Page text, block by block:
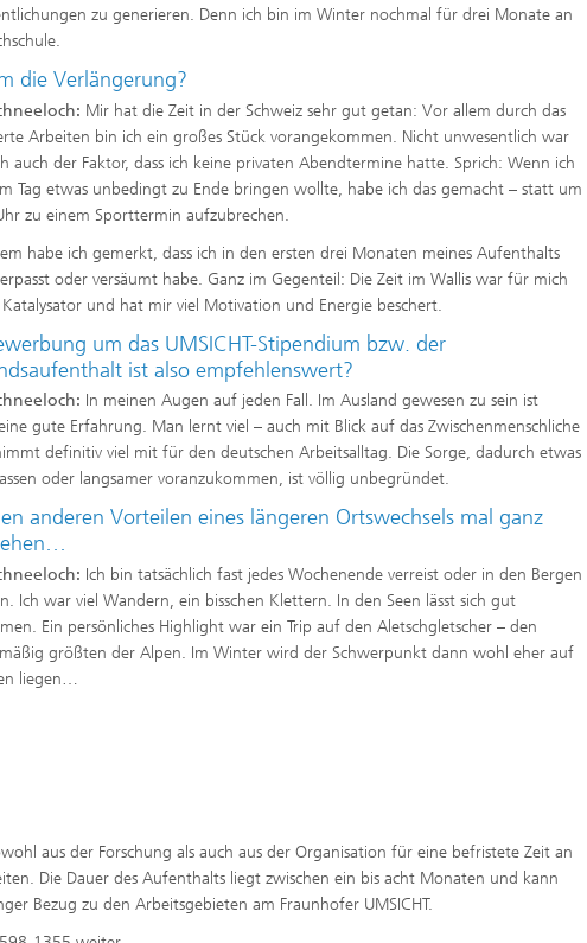
zu generieren. Denn ich bin im Winter nochmal für drei Monate an
die Verlängerung?
Mir hat die Zeit in der Schweiz sehr gut getan: Vor allem durch das
Arbeiten bin ich ein großes Stück vorangekommen. Nicht unwesentlich war
auch der Faktor, dass ich keine privaten Abendtermine hatte. Sprich: Wenn ich
Tag etwas unbedingt zu Ende bringen wollte, habe ich das gemacht – statt um
zu einem Sporttermin aufzubrechen.
habe ich gemerkt, dass ich in den ersten drei Monaten meines Aufenthalts
oder versäumt habe. Ganz im Gegenteil: Die Zeit im Wallis war für mich
und hat mir viel Motivation und Energie beschert.
um das UMSICHT-Stipendium bzw. der
ist also empfehlenswert?
In meinen Augen auf jeden Fall. Im Ausland gewesen zu sein ist
gute Erfahrung. Man lernt viel – auch mit Blick auf das Zwischenmenschliche
definitiv viel mit für den deutschen Arbeitsalltag. Die Sorge, dadurch etwas
oder langsamer voranzukommen, ist völlig unbegründet.
anderen Vorteilen eines längeren Ortswechsels mal ganz
Ich bin tatsächlich fast jedes Wochenende verreist oder in den Bergen
Ich war viel Wandern, ein bisschen Klettern. In den Seen lässt sich gut
Ein persönliches Highlight war ein Trip auf den Aletschgletscher – den
größten der Alpen. Im Winter wird der Schwerpunkt dann wohl eher auf
liegen…
aus der Forschung als auch aus der Organisation für eine befristete Zeit an
Die Dauer des Aufenthalts liegt zwischen ein bis acht Monaten und kann
Bezug zu den Arbeitsgebieten am Fraunhofer UMSICHT.